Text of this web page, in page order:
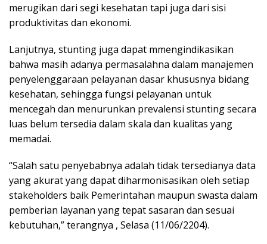
merugikan dari segi kesehatan tapi juga dari sisi
produktivitas dan ekonomi.
Lanjutnya, stunting juga dapat mmengindikasikan
bahwa masih adanya permasalahna dalam manajemen
penyelenggaraan pelayanan dasar khususnya bidang
kesehatan, sehingga fungsi pelayanan untuk
mencegah dan menurunkan prevalensi stunting secara
luas belum tersedia dalam skala dan kualitas yang
memadai.
“Salah satu penyebabnya adalah tidak tersedianya data
yang akurat yang dapat diharmonisasikan oleh setiap
stakeholders baik Pemerintahan maupun swasta dalam
pemberian layanan yang tepat sasaran dan sesuai
kebutuhan,” terangnya , Selasa (11/06/2204).